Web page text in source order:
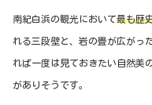
南紀白浜の観光において最も歴
れる三段壁と、岩の畳が広がっ
れば一度は見ておきたい自然美
がありそうです。